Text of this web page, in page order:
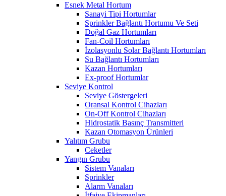
Esnek Metal Hortum
Sanayi Tipi Hortumlar
Sprinkler Bağlantı Hortumu Ve Seti
Doğal Gaz Hortumları
Fan-Coil Hortumları
İzolasyonlu Solar Bağlantı Hortumları
Su Bağlantı Hortumları
Kazan Hortumları
Ex-proof Hortumlar
Seviye Kontrol
Seviye Göstergeleri
Oransal Kontrol Cihazları
On-Off Kontrol Cihazları
Hidrostatik Basınç Transmitteri
Kazan Otomasyon Ürünleri
Yalıtım Grubu
Ceketler
Yangın Grubu
Sistem Vanaları
Sprinkler
Alarm Vanaları